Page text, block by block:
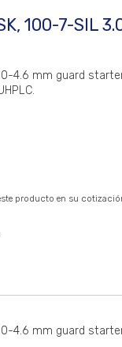
100-7-SIL
4.6 mm guard
producto en su
4.6 mm guard